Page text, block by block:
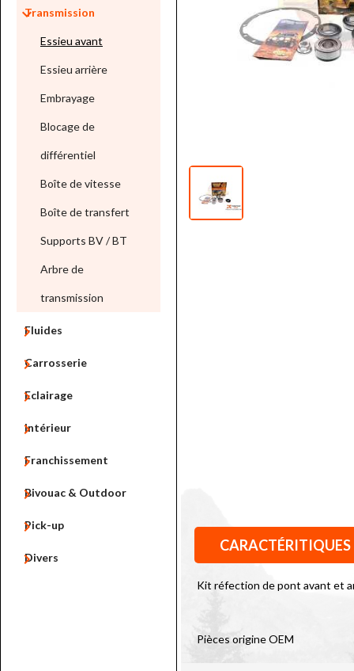
Transmission

Essieu avant
Essieu arrière
Embrayage
Blocage de
différentiel
Boîte de vitesse
Boîte de transfert
Supports BV / BT
Arbre de
transmission
Fluides

Carrosserie

Eclairage

Intérieur

Franchissement

Bivouac & Outdoor

Pick-up

Divers

CARACTÉRITIQUES
Kit réfection de pont avant et
Pièces origine OEM